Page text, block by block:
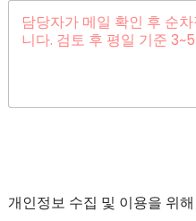
개인정보 수집 및 이용을 위